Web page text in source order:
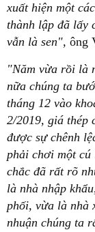
xuất hiện một
thành lập đã lấy
vẫn là sen", ông
"Năm vừa rồi là
nữa chúng ta
tháng 12 vào
2/2019, giá thép
được sự chênh
phải chơi một
chắc đã rất rõ
là nhà nhập
phối, vừa là nhà
nhuận chúng ta